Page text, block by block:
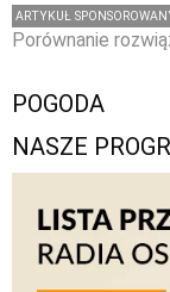
ARTYKUŁ
Porównanie
POGODA
NASZE